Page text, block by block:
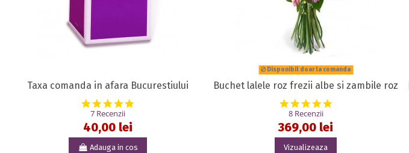
Taxa comanda in afara Bucurestiului
7 Recenzii
40,00 lei
Adauga in cos
Disponibil doar la comanda
Buchet lalele roz frezii albe si zambile roz
5.0 star rating
8 Recenzii
369,00 lei
Vizualizeaza